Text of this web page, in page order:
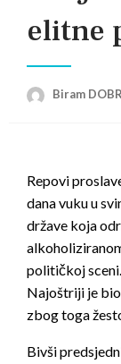
elitne
Biram
Repovi
dana vuku u
države koja
političkoj sceni.
Najoštriji je
zbog toga
Bivši